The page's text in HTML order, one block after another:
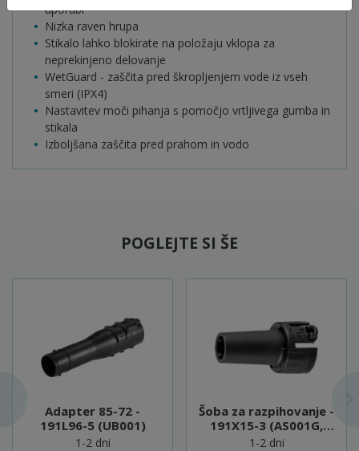
uporabi
Nizka raven hrupa
Stikalo lahko blokirate na položaju vklopa za
neprekinjeno delovanje
WetGuard - zaščita pred škropljenjem vode iz vseh
smeri (IPX4)
Nastavitev moči pihanja s pomočjo vrtljivega gumba in
stikala
Izboljšana zaščita pred prahom in vodo
POGLEJTE SI ŠE
Adapter 85-72 -
191L96-5 (UB001)
1-2 dni
Šoba za razpihovanje -
191X15-3 (AS001G,
DAS180)
1-2 dni